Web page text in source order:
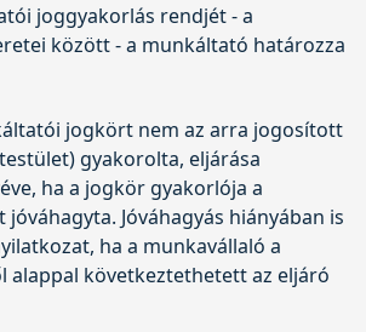
joggyakorlás rendjét - a
között - a munkáltató határozza
jogkört nem az arra jogosított
gyakorolta, eljárása
ha a jogkör gyakorlója a
Jóváhagyás hiányában is
ha a munkavállaló a
alappal következtethetett az eljáró